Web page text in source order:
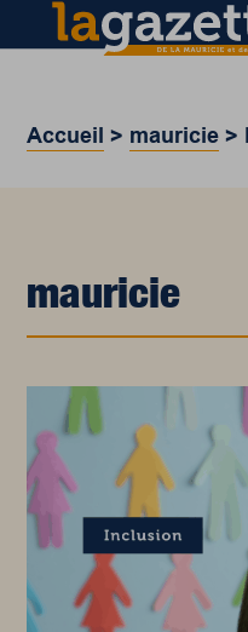
Accueil > mauricie >
mauricie